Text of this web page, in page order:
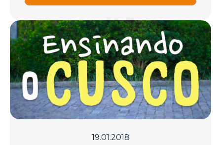
19.01.2018